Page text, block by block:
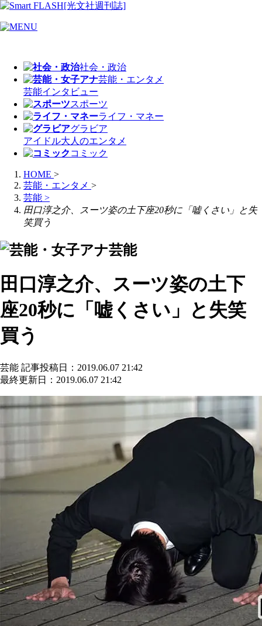
社会・政治
芸能・エンタメ
芸能インタビュー
スポーツ
ライフ・マネー
グラビア
アイドル大人のエンタメ
コミック
HOME >
芸能・エンタメ >
芸能 >
田口淳之介、スーツ姿の土下座20秒に「嘘くさい」と失
笑買う
芸能
田口淳之介、スーツ姿の土下
座20秒に「嘘くさい」と失笑
買う
芸能 記事投稿日：2019.06.07 21:42
最終更新日：2019.06.07 21:42